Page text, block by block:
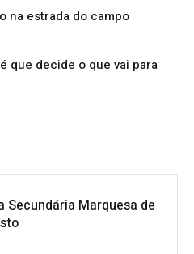
na estrada do campo
que decide o que vai para
Secundária Marquesa de